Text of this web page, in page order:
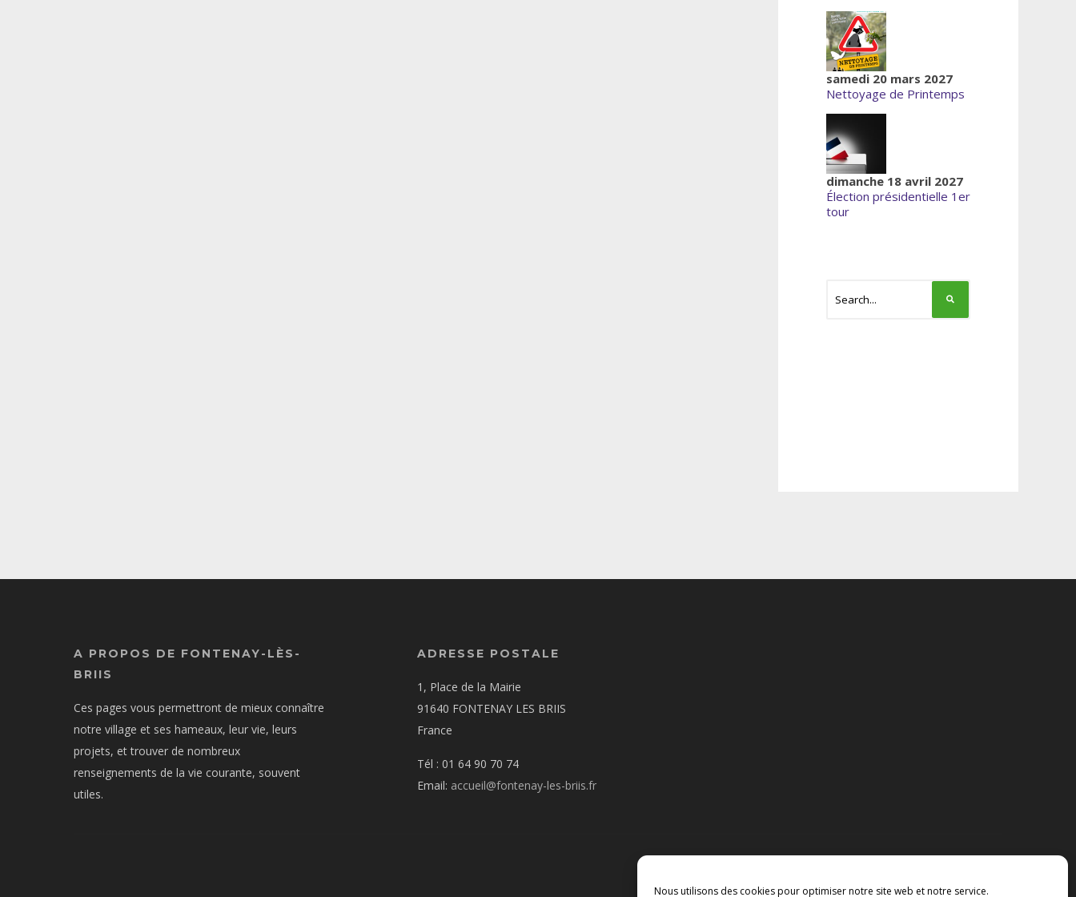
Nous utilisons des cookies pour optimiser notre site web et notre service.
samedi 20 mars 2027
Nettoyage de Printemps
dimanche 18 avril 2027
Élection présidentielle 1er
tour
A PROPOS DE FONTENAY-LÈS-
BRIIS
Ces pages vous permettront de mieux connaître
notre village et ses hameaux, leur vie, leurs
projets, et trouver de nombreux
renseignements de la vie courante, souvent
utiles.
ADRESSE POSTALE
1, Place de la Mairie
91640 FONTENAY LES BRIIS
France
Tél : 01 64 90 70 74
Email: accueil@fontenay-les-briis.fr